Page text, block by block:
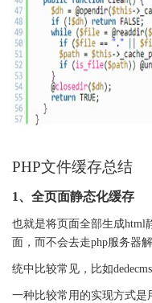
PHP文件缓存总结
1、全页面静态化缓存
也就是将页面全部生成html
面，而不会去走php服务器
统中比较常见，比如dedecms
一种比较常用的实现方式是